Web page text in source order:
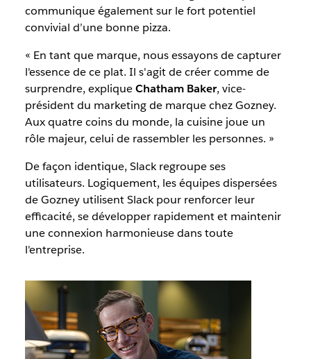
communique également sur le fort potentiel
convivial d’une bonne pizza.
« En tant que marque, nous essayons de capturer
l'essence de ce plat. Il s'agit de créer comme de
surprendre, expliqueChatham Baker, vice-
président du marketing de marque chez Gozney.
Aux quatre coins du monde, la cuisine joue un
rôle majeur, celui de rassembler les personnes. »
De façon identique, Slack regroupe ses
utilisateurs. Logiquement, les équipes dispersées
de Gozney utilisent Slack pour renforcer leur
efficacité, se développer rapidement et maintenir
une connexion harmonieuse dans toute
l'entreprise.